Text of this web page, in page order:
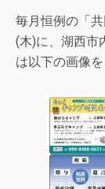
毎月恒例の「
(木)に、湖西市
は以下の画像